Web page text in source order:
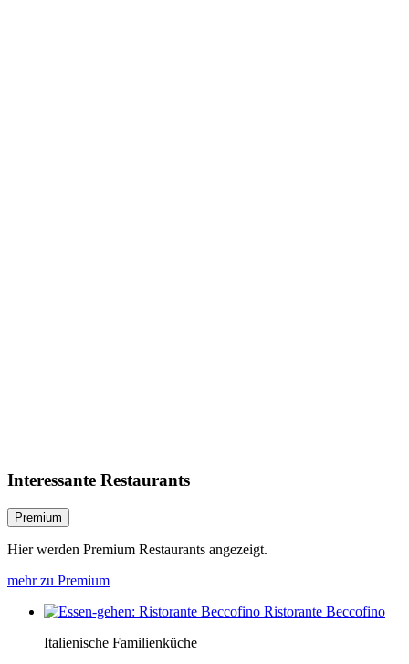
Interessante Restaurants
Premium
Hier werden Premium Restaurants angezeigt.
mehr zu Premium
Ristorante Beccofino
Italienische Familienküche